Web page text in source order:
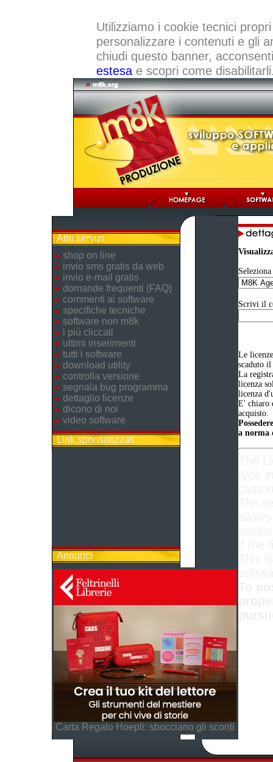
Utilizziamo i cookie tecnici
personalizzare i contenuti e gli
chiudi questo banner,
estesae scopri come
Altri servizi
shop on line
invio sms gratis da web
invio e-mail gratis
domande frequenti (FAQ)
commenti ai software
specifiche tecniche
software non m8k
i più cliccati
ultimi inserimenti
tutti i software
download utility
controlla versione
segnala bug programma
dettaglio licenze
dicono di noi
video software
Link sponsorizzati
Annunci
Carta Regalo Hoepli: sbocciano gli sconti
Scrivi il
Le
scaduto
La
licenza
licenza
E' chiaro
acquisto.
a norma